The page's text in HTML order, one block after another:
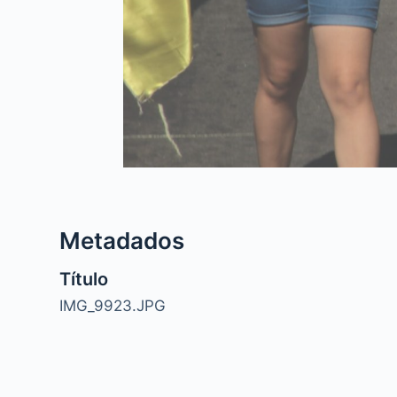
Metadados
Título
IMG_9923.JPG